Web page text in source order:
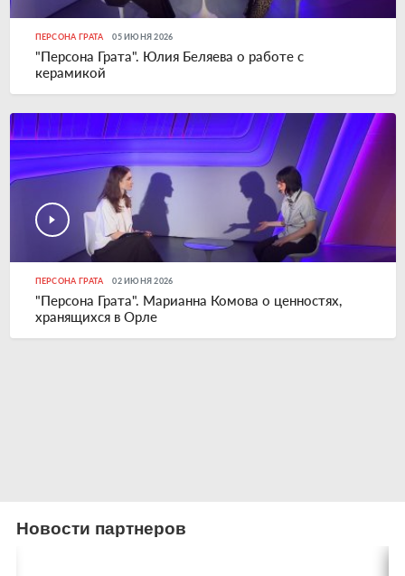
ПЕРСОНА ГРАТА 05 ИЮНЯ 2026
"Персона Грата". Юлия Беляева о работе с
керамикой
ПЕРСОНА ГРАТА 02 ИЮНЯ 2026
"Персона Грата". Марианна Комова о ценностях,
хранящихся в Орле
Новости партнеров